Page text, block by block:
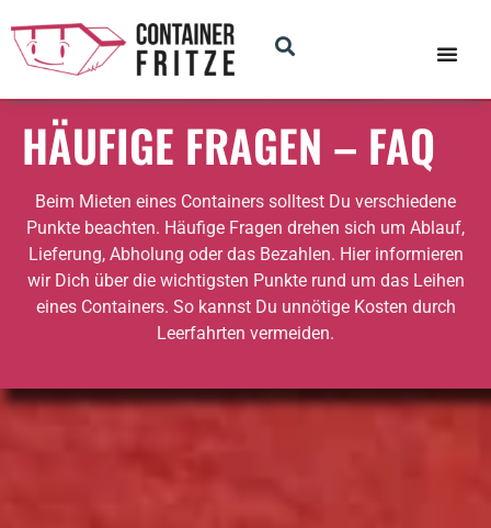
HÄUFIGE FRAGEN – FAQ
Beim Mieten eines Containers solltest Du verschiedene
Punkte beachten. Häufige Fragen drehen sich um Ablauf,
Lieferung, Abholung oder das Bezahlen. Hier informieren
wir Dich über die wichtigsten Punkte rund um das Leihen
eines Containers. So kannst Du unnötige Kosten durch
Leerfahrten vermeiden.